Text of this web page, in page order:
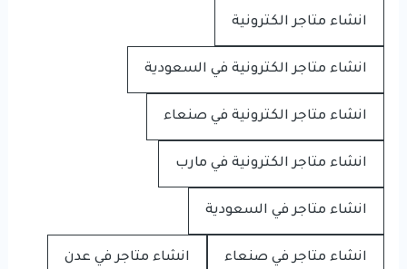
انشاء متاجر الكترونية
انشاء متاجر الكترونية في السعودية
انشاء متاجر الكترونية في صنعاء
انشاء متاجر الكترونية في مارب
انشاء متاجر في السعودية
انشاء متاجر في صنعاء انشاء متاجر في عدن